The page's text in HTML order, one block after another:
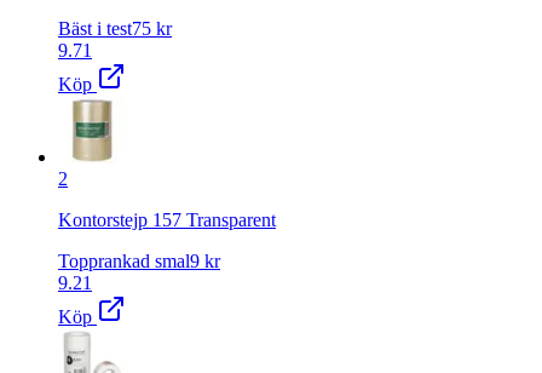
Bäst i test75 kr
9.71
Köp
2
Kontorstejp 157 Transparent
Topprankad smal9 kr
9.21
Köp